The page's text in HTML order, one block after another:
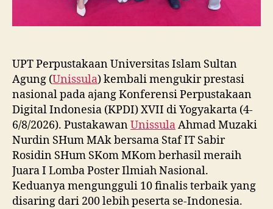
UPT Perpustakaan Universitas Islam Sultan
Agung (Unissula) kembali mengukir prestasi
nasional pada ajang Konferensi Perpustakaan
Digital Indonesia (KPDI) XVII di Yogyakarta (4-
6/8/2026). PustakawanUnissulaAhmad Muzaki
Nurdin SHum MAk bersama Staf IT Sabir
Rosidin SHum SKom MKom berhasil meraih
Juara I Lomba Poster Ilmiah Nasional.
Keduanya mengungguli 10 finalis terbaik yang
disaring dari 200 lebih peserta se-Indonesia.